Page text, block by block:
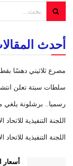
أحدث
مصرع ثلاثيني دهسًا
سلطات سبتة تعلن انتشال 80 جثة وتحديد هوية أربعة
رسميا.. برشلونة يلغي
اللجنة التنفيذية
اللجنة التنفيذية
أسعار